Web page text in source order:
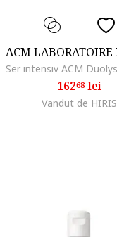
16268lei
Vandut de HIRIS